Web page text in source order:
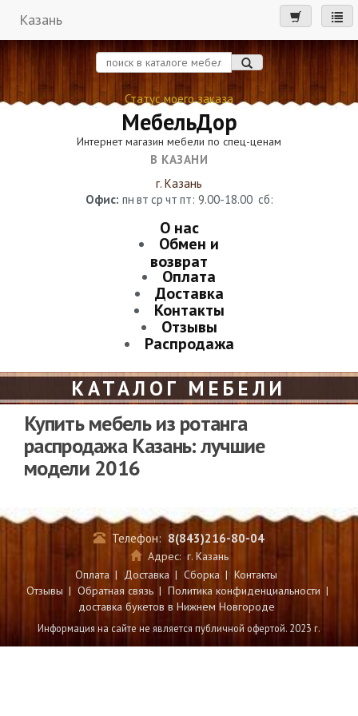
Казань
Статус моего заказа
МебельДор
Интернет магазин мебели по спец-ценам
В КАЗАНИ
г. Казань
Офис: пн вт ср чт пт: 9.00-18.00 сб:
О нас
Обмен и
возврат
Оплата
Доставка
Контакты
Отзывы
Распродажа
КАТАЛОГ МЕБЕЛИ
Купить мебель из ротанга
распродажа Казань: лучшие
модели 2016
Телефон: 8(843)216-80-04
Адрес:г. Казань
Оплата | Доставка | Сборка | Контакты
Отзывы | Обратная связь | Политика конфиденциальности |
доставка букетов в Нижнем Новгороде
Информация на сайте не является публичной офертой. 2023 г.